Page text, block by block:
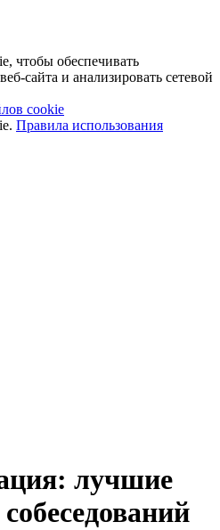
чтобы обеспечивать
сайта и анализировать сетевой
cookie
Правила использования
лучшие